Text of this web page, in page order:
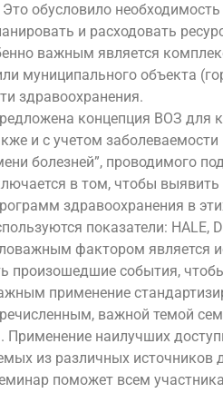
Это обусловило
и расходовать
важным является
муниципального объекта
здравоохранения.
концепция ВОЗ для
и с учетом
болезней”, проводимого
в том, чтобы
здравоохранения в
показатели: HALE,
фактором является
произошедшие события,
применение
важной темой
Применение наилучших
из различных
поможет всем